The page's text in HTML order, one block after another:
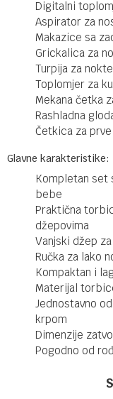
Digitalni
Aspirator za
Makazice sa
Grickalica za
Turpija za nokte
Toplomjer za
Mekana četka
Rashladna
Četkica za
Glavne karakteristike:
Kompletan set
bebe
Praktična
džepovima
Vanjski džep
Ručka za lako
Kompaktan i
Materijal
Jednostavno
krpom
Dimenzije
Pogodno od